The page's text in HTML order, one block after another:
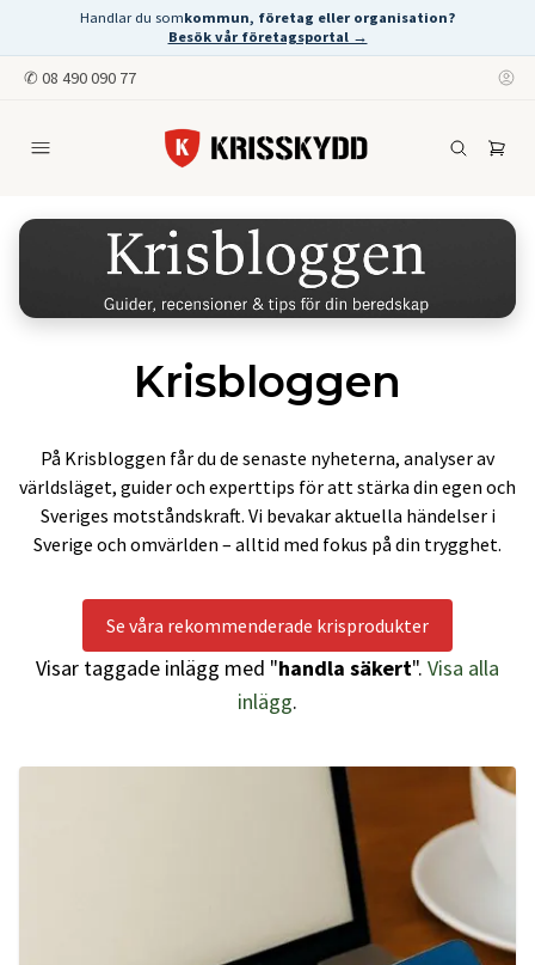
Handlar du somkommun, företag eller organisation?
Besök vår företagsportal →
✆ 08 490 090 77
Krisbloggen
På Krisbloggen får du de senaste nyheterna, analyser av
världsläget, guider och experttips för att stärka din egen och
Sveriges motståndskraft. Vi bevakar aktuella händelser i
Sverige och omvärlden – alltid med fokus på din trygghet.
Se våra rekommenderade krisprodukter
Visar taggade inlägg med "handla säkert". Visa alla
inlägg.